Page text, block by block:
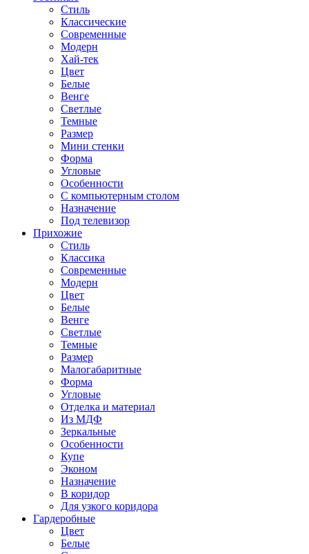
Стиль
Классические
Современные
Модерн
Хай-тек
Цвет
Белые
Венге
Светлые
Темные
Размер
Мини стенки
Форма
Угловые
Особенности
С компьютерным столом
Назначение
Под телевизор
Прихожие
Стиль
Классика
Современные
Модерн
Цвет
Белые
Венге
Светлые
Темные
Размер
Малогабаритные
Форма
Угловые
Отделка и материал
Из МДФ
Зеркальные
Особенности
Купе
Эконом
Назначение
В коридор
Для узкого коридора
Гардеробные
Цвет
Белые